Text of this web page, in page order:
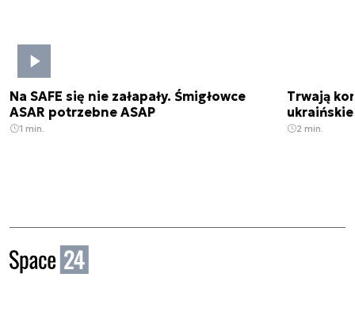
Na SAFE się nie załapały. Śmigłowce
ASAR potrzebne ASAP
1 min.
Trwają
2 min.